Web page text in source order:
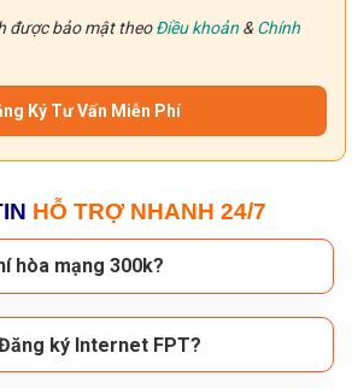
được bảo mật theoĐiều khoản & Chính
HỖ TRỢ NHANH 24/7
hòa mạng 300k?
ký Internet FPT?